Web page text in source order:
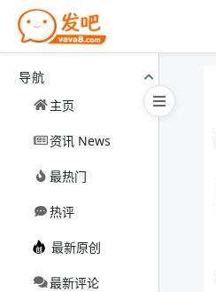
导航
主页
资讯 News
最热门
热评
最新原创
最新评论